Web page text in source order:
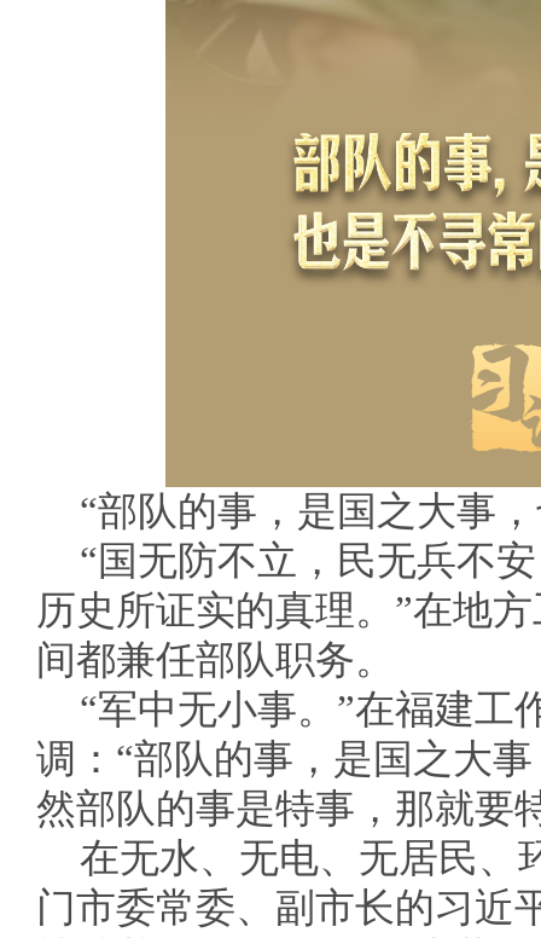
“部队的事，是国之大事
“国无防不立，民无兵不
历史所证实的真理。”在地
间都兼任部队职务。
“军中无小事。”在福建工
调：“部队的事，是国之大
然部队的事是特事，那就要
在无水、无电、无居民、
门市委常委、副市长的习近